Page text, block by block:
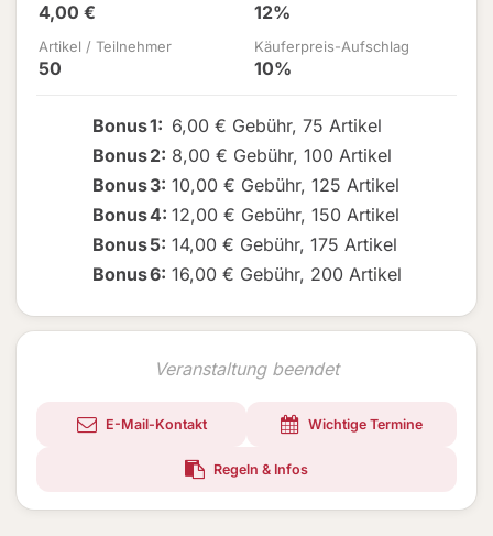
4,00 € 12%
Artikel / Teilnehmer
50
Käuferpreis-Aufschlag
10%
Bonus1: 6,00 € Gebühr, 75 Artikel
Bonus2: 8,00 € Gebühr, 100 Artikel
Bonus3: 10,00 € Gebühr, 125 Artikel
Bonus4: 12,00 € Gebühr, 150 Artikel
Bonus5: 14,00 € Gebühr, 175 Artikel
Bonus6: 16,00 € Gebühr, 200 Artikel
Veranstaltung beendet
E-Mail-Kontakt Wichtige Termine
Regeln & Infos